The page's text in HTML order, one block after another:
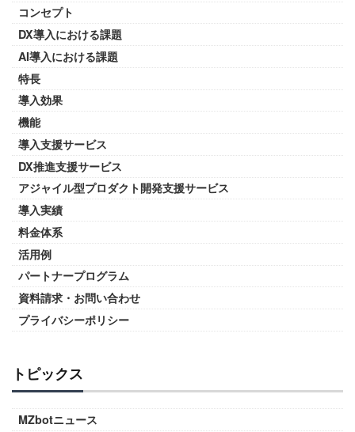
コンセプト
DX導入における課題
AI導入における課題
特長
導入効果
機能
導入支援サービス
DX推進支援サービス
アジャイル型プロダクト開発支援サービス
導入実績
料金体系
活用例
パートナープログラム
資料請求・お問い合わせ
プライバシーポリシー
トピックス
MZbotニュース